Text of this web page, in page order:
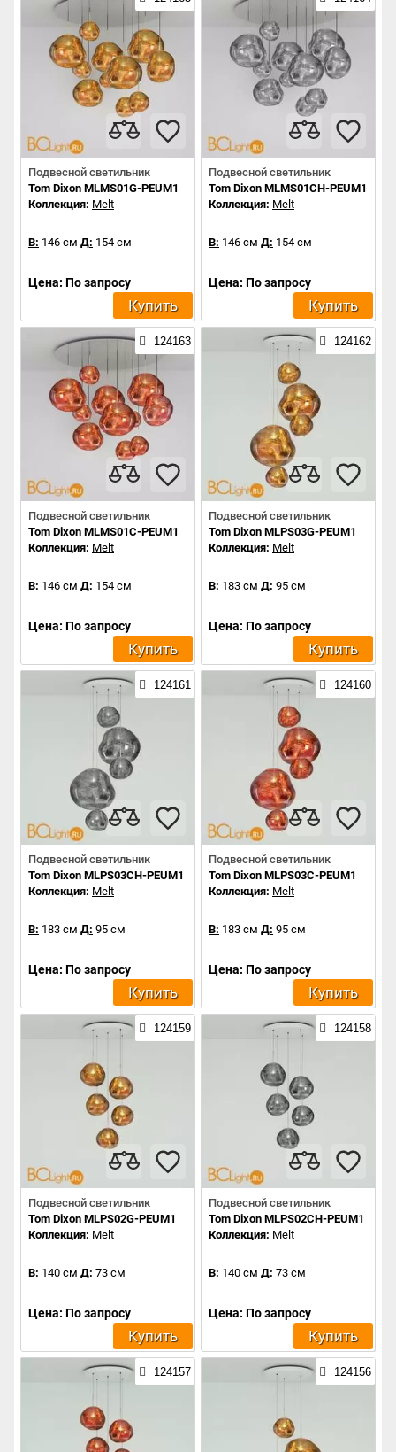
Подвесной светильник
Tom Dixon MLMS01G-PEUM1
Коллекция: Melt
В: 146 см Д: 154 см
Цена: По запросу
Купить
Подвесной светильник
Tom Dixon MLMS01CH-PEUM1
Коллекция: Melt
В: 146 см Д: 154 см
Цена: По запросу
Купить
124163
Подвесной светильник
Tom Dixon MLMS01C-PEUM1
Коллекция: Melt
В: 146 см Д: 154 см
Цена: По запросу
Купить
124162
Подвесной светильник
Tom Dixon MLPS03G-PEUM1
Коллекция: Melt
В: 183 см Д: 95 см
Цена: По запросу
Купить
124161
Подвесной светильник
Tom Dixon MLPS03CH-PEUM1
Коллекция: Melt
В: 183 см Д: 95 см
Цена: По запросу
Купить
124160
Подвесной светильник
Tom Dixon MLPS03C-PEUM1
Коллекция: Melt
В: 183 см Д: 95 см
Цена: По запросу
Купить
124159
Подвесной светильник
Tom Dixon MLPS02G-PEUM1
Коллекция: Melt
В: 140 см Д: 73 см
Цена: По запросу
Купить
124158
Подвесной светильник
Tom Dixon MLPS02CH-PEUM1
Коллекция: Melt
В: 140 см Д: 73 см
Цена: По запросу
Купить
124157 124156